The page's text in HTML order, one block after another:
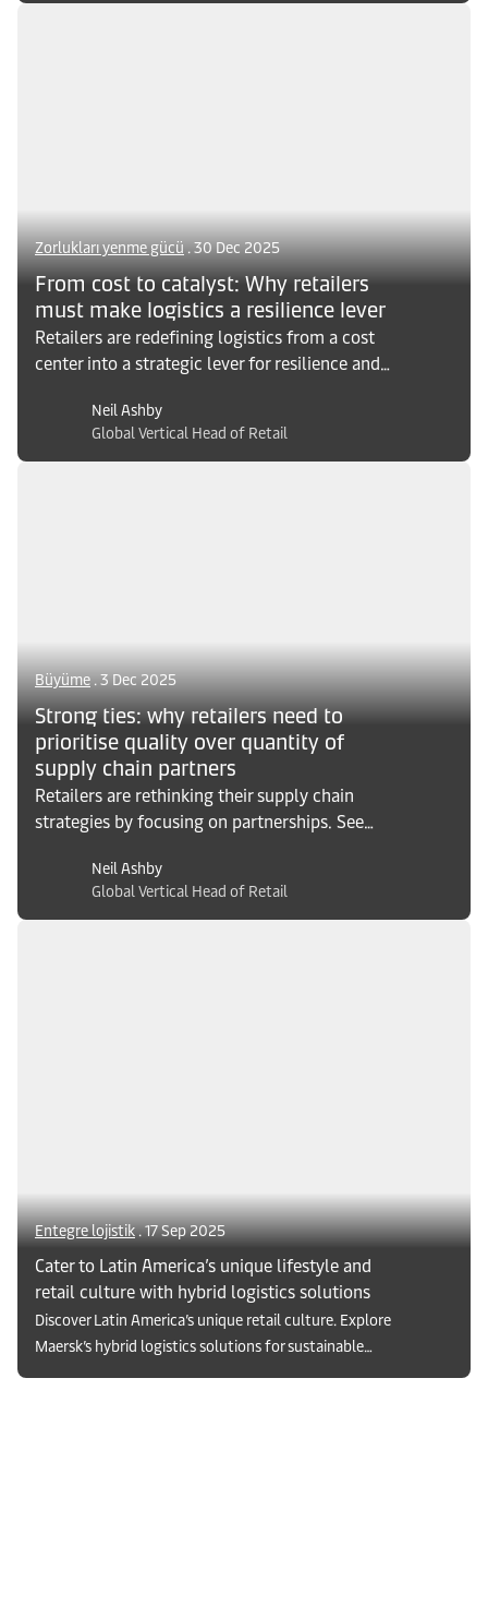
Zorlukları yenme gücü. 30 Dec 2025
From cost to catalyst: Why retailers
must make logistics a resilience lever
Retailers are redefining logistics from a cost
center into a strategic lever for resilience and
adaptive logistics can help businesses thrive.
Neil Ashby
Global Vertical Head of Retail
Büyüme . 3 Dec 2025
Strong ties: why retailers need to
prioritise quality over quantity of
supply chain partners
Retailers are rethinking their supply chain
strategies by focusing on partnerships. See
long-term competitive advantage.
Neil Ashby
Global Vertical Head of Retail
Entegre lojistik. 17 Sep 2025
Cater to Latin America’s unique lifestyle and
retail culture with hybrid logistics solutions
Discover Latin America’s unique retail culture. Explore
Maersk’s hybrid logistics solutions for sustainable